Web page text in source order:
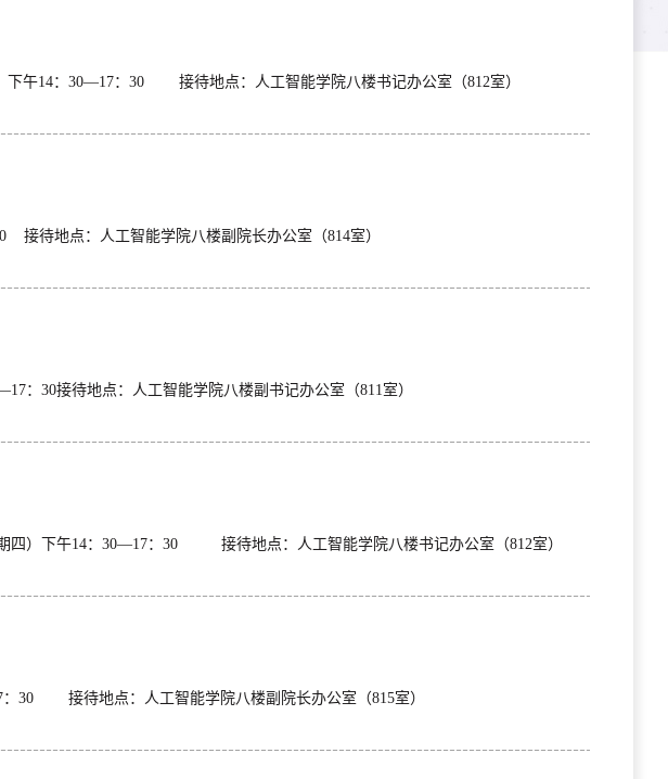
午14：30—17：30 接待地点：人工智能学院八楼书记办公室（812室）
：30—17：30 接待地点：人工智能学院八楼副院长办公室（814室）
午14：30—17：30接待地点：人工智能学院八楼副书记办公室（811室）
午14：30—17：30 接待地点：人工智能学院八楼书记办公室（812室）
：30—17：30 接待地点：人工智能学院八楼副院长办公室（815室）